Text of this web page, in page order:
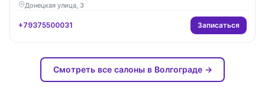
Донецкая улица, 3
+79375500031 Записаться
Смотреть все салоны в Волгограде →